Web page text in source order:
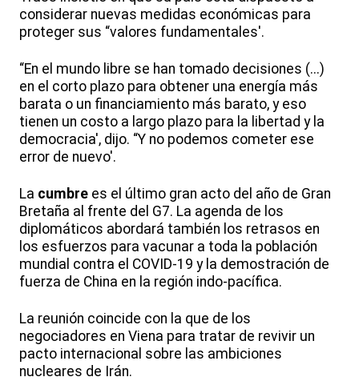
considerar nuevas medidas económicas para
proteger sus “valores fundamentales'.
“En el mundo libre se han tomado decisiones (...)
en el corto plazo para obtener una energía más
barata o un financiamiento más barato, y eso
tienen un costo a largo plazo para la libertad y la
democracia', dijo. “Y no podemos cometer ese
error de nuevo'.
La cumbre es el último gran acto del año de Gran
Bretaña al frente del G7. La agenda de los
diplomáticos abordará también los retrasos en
los esfuerzos para vacunar a toda la población
mundial contra el COVID-19 y la demostración de
fuerza de China en la región indo-pacífica.
La reunión coincide con la que de los
negociadores en Viena para tratar de revivir un
pacto internacional sobre las ambiciones
nucleares de Irán.